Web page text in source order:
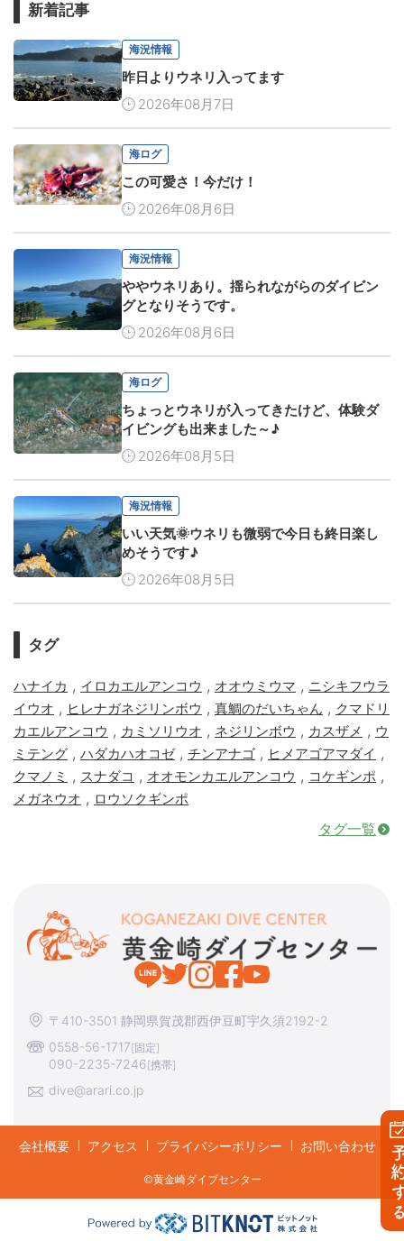
予
新着記事
海況情報
昨日よりウネリ入ってます
2026年08月7日
海ログ
この可愛さ！今だけ！
2026年08月6日
海況情報
ややウネリあり。揺られながらのダイビン
グとなりそうです。
2026年08月6日
海ログ
ちょっとウネリが入ってきたけど、体験ダ
イビングも出来ました～♪
2026年08月5日
海況情報
いい天気🌞ウネリも微弱で今日も終日楽し
めそうです♪
2026年08月5日
タグ
ハナイカ , イロカエルアンコウ , オオウミウマ , ニシキフウラ
イウオ , ヒレナガネジリンボウ , 真鯛のだいちゃん , クマドリ
カエルアンコウ , カミソリウオ , ネジリンボウ , カスザメ , ウ
ミテング , ハダカハオコゼ, チンアナゴ , ヒメアゴアマダイ ,
クマノミ , スナダコ , オオモンカエルアンコウ , コケギンポ ,
メガネウオ , ロウソクギンポ
タグ一覧
〒410-3501 静岡県賀茂郡西伊豆町宇久須2192-2
0558-56-1717[固定]
090-2235-7246[携帯]
dive@arari.co.jp
会社概要 アクセス プライバシーポリシー お問い合わせ
©︎黄金崎ダイブセンター